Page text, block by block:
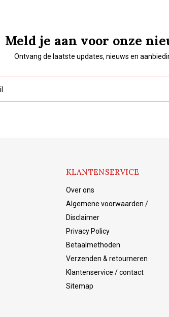
Meld je aan voor onze
Ontvang de laatste updates, nieuws en
KLANTENSERVICE
Over ons
Algemene voorwaarden /
Disclaimer
Privacy Policy
Betaalmethoden
Verzenden & retourneren
Klantenservice / contact
Sitemap